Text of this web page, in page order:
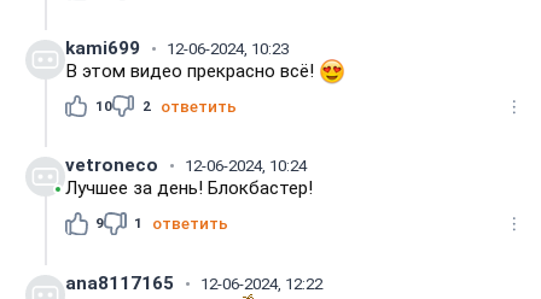
kami699 12-06-2024, 10:23
В этом видео прекрасно всё!
10 2 ответить
vetroneco 12-06-2024, 10:24
Лучшее за день! Блокбастер!
9 1 ответить
ana8117165 12-06-2024, 12:22